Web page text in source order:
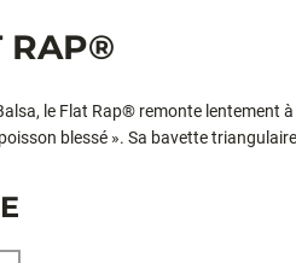
RAP®
le Flat Rap® remonte lentement
blessé ». Sa bavette